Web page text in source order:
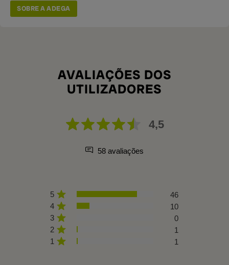
SOBRE A ADEGA
AVALIAÇÕES DOS
UTILIZADORES
4,5
58 avaliações
5
46
4
10
3
0
2
1
1
1